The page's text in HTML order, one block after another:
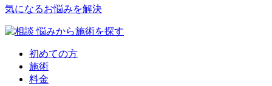
気になるお悩みを解決
悩みから施術を探す
初めての方
施術
料金